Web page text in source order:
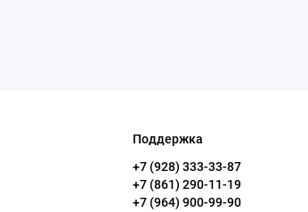
Поддержка
+7 (928) 333-33-87
+7 (861) 290-11-19
+7 (964) 900-99-90